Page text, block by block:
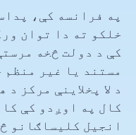
په فرانسه کې،
خلکو ته دا توان
کې د دولت څخه
مستند یا غیر
د لا پخلاینې مرکز
کال په اوږدو کې
انجیل کلیساګانو